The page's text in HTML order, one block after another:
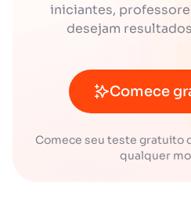
iniciantes,
desejam
Comece
Comece seu teste gratuito
qualquer